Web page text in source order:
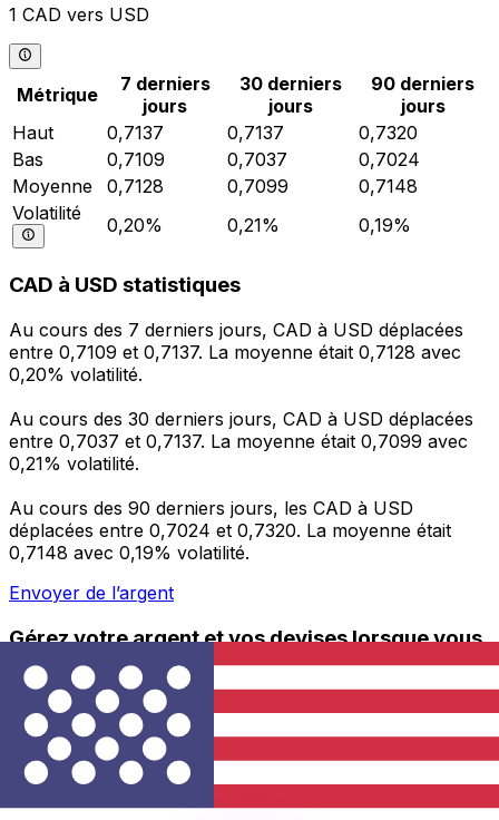
1 CAD vers USD
Métrique
7 derniers
jours
30 derniers
jours
90 derniers
jours
Haut
0,7137 0,7137
0,7320
Bas
0,7109 0,7037
0,7024
Moyenne
0,7128 0,7099
0,7148
Volatilité
0,20% 0,21% 0,19%
CAD à USD statistiques
Au cours des 7 derniers jours, CAD à USD déplacées
entre 0,7109 et 0,7137. La moyenne était 0,7128 avec
0,20% volatilité.
Au cours des 30 derniers jours, CAD à USD déplacées
entre 0,7037 et 0,7137. La moyenne était 0,7099 avec
0,21% volatilité.
Au cours des 90 derniers jours, les CAD à USD
déplacées entre 0,7024 et 0,7320. La moyenne était
0,7148 avec 0,19% volatilité.
Envoyer de l’argent
Gérez votre argent et vos devises lorsque vous
êtes en déplacement
L'application Xe réunit toutes les fonctionnalités
nécessaires pour vos transferts d'argent internationaux
et la gestion de vos devises. Convertissez des devises,
programmez des alertes de taux et transférez de